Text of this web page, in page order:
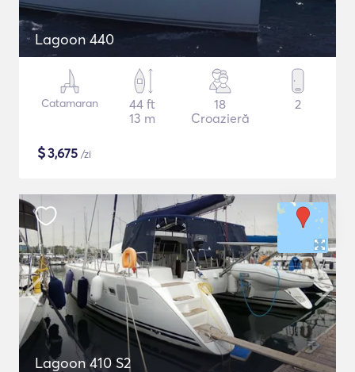
Lagoon 440
Catamaran
44 ft
13 m
18
Croazieră
2
$3,675 /zi
Lagoon 410 S2